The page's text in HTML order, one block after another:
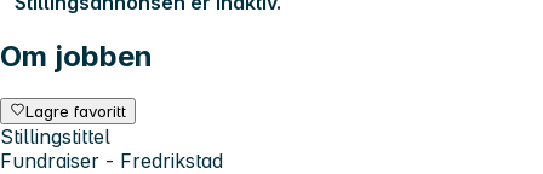
Om jobben
Lagre favoritt
Stillingstittel
Fundraiser - Fredrikstad